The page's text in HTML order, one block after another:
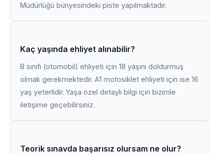
Müdürlüğü bünyesindeki piste yapılmaktadır.
Kaç yaşında ehliyet alınabilir?
B sınıfı (otomobil) ehliyeti için 18 yaşını doldurmuş
olmak gerekmektedir. A1 motosiklet ehliyeti için ise 16
yaş yeterlidir. Yaşa özel detaylı bilgi için bizimle
iletişime geçebilirsiniz.
Teorik sınavda başarısız olursam ne olur?